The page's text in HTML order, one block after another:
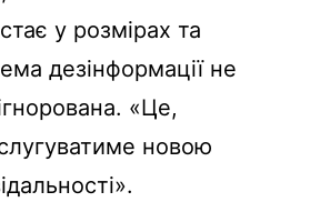
у розмірах та
дезінформації не
«Це,
новою